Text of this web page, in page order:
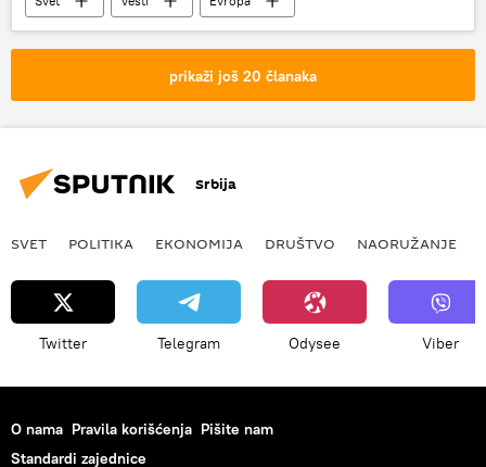
prikaži još 20 članaka
Srbija
SVET POLITIKA EKONOMIJA DRUŠTVO NAORUŽANJE
Twitter Telegram Odysee Viber
O nama Pravila korišćenja Pišite nam
Standardi zajednice